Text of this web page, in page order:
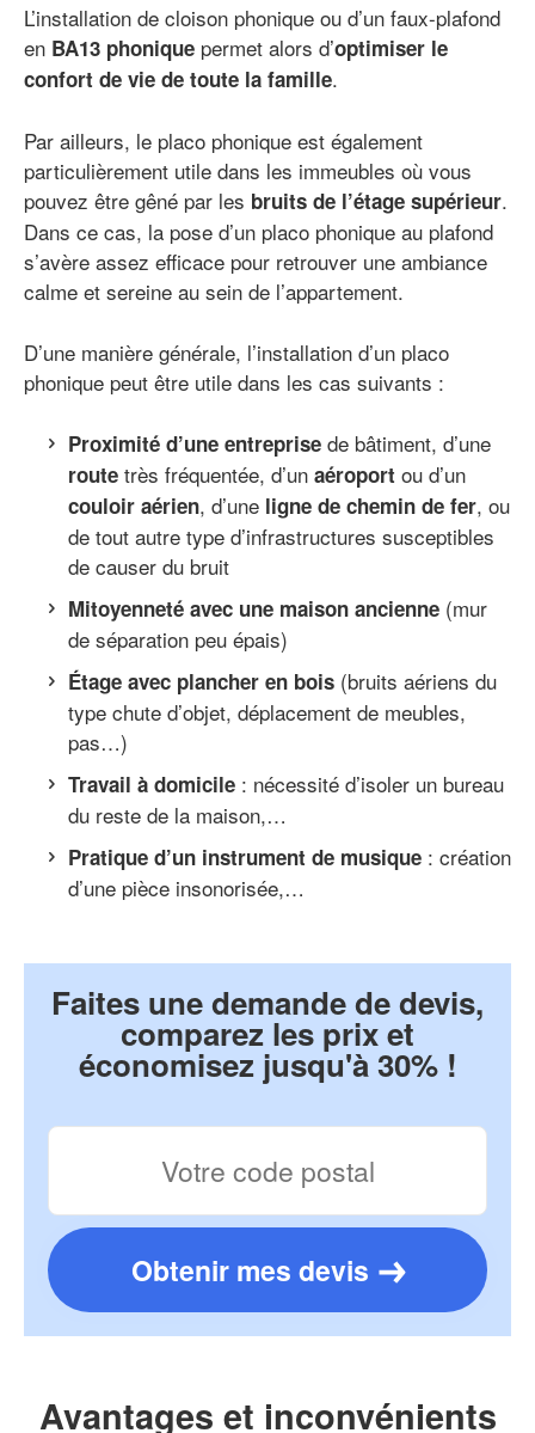
L’installation de cloison phonique ou d’un faux-plafond
en BA13 phonique permet alors d’optimiser le
confort de vie de toute la famille.
Par ailleurs, le placo phonique est également
particulièrement utile dans les immeubles où vous
pouvez être gêné par les bruits de l’étage supérieur.
Dans ce cas, la pose d’un placo phonique au plafond
s’avère assez efficace pour retrouver une ambiance
calme et sereine au sein de l’appartement.
D’une manière générale, l’installation d’un placo
phonique peut être utile dans les cas suivants :
Proximité d’une entreprise de bâtiment, d’une
route très fréquentée, d’un aéroport ou d’un
couloir aérien, d’une ligne de chemin de fer, ou
de tout autre type d’infrastructures susceptibles
de causer du bruit
Mitoyenneté avec une maison ancienne (mur
de séparation peu épais)
Étage avec plancher en bois (bruits aériens du
type chute d’objet, déplacement de meubles,
pas…)
Travail à domicile : nécessité d’isoler un bureau
du reste de la maison,…
Pratique d’un instrument de musique : création
d’une pièce insonorisée,…
Faites une demande de devis,
comparez les prix et
économisez jusqu'à 30% !
Obtenir mes devis
Avantages et inconvénients